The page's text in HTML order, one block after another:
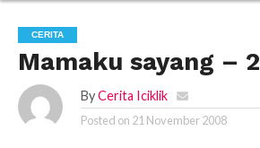
CERITA
Mamaku sayang – 2
By Cerita Iciklik
Posted on 21 November 2008